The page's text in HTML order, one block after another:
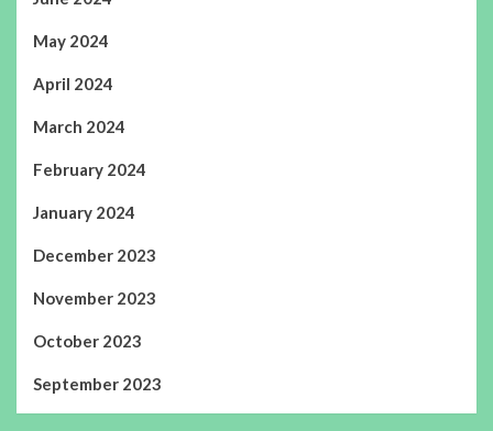
May 2024
April 2024
March 2024
February 2024
January 2024
December 2023
November 2023
October 2023
September 2023